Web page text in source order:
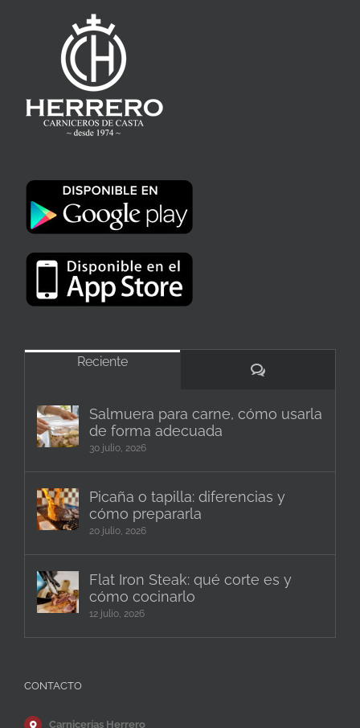
Reciente
Comentarios
Salmuera para carne, cómo usarla
de forma adecuada
30 julio, 2026
Picaña o tapilla: diferencias y
cómo prepararla
20 julio, 2026
Flat Iron Steak: qué corte es y
cómo cocinarlo
12 julio, 2026
CONTACTO
Carnicerías Herrero